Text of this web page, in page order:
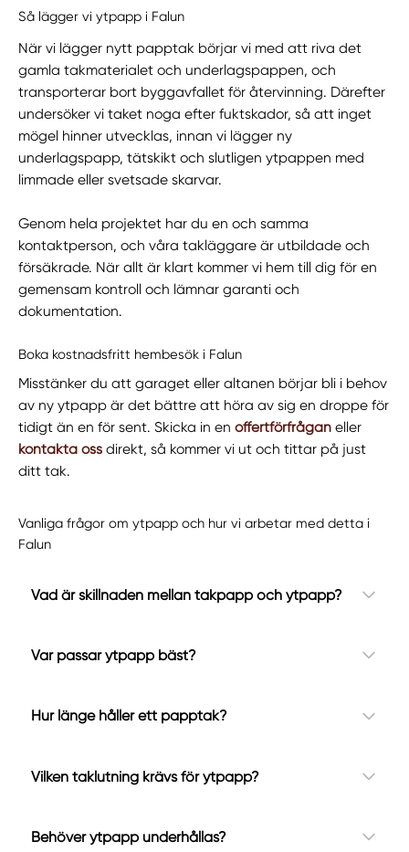
Så lägger vi ytpapp i Falun
När vi lägger nytt papptak börjar vi med att riva det
gamla takmaterialet och underlagspappen, och
transporterar bort byggavfallet för återvinning. Därefter
undersöker vi taket noga efter fuktskador, så att inget
mögel hinner utvecklas, innan vi lägger ny
underlagspapp, tätskikt och slutligen ytpappen med
limmade eller svetsade skarvar.
Genom hela projektet har du en och samma
kontaktperson, och våra takläggare är utbildade och
försäkrade. När allt är klart kommer vi hem till dig för en
gemensam kontroll och lämnar garanti och
dokumentation.
Boka kostnadsfritt hembesök i Falun
Misstänker du att garaget eller altanen börjar bli i behov
av ny ytpapp är det bättre att höra av sig en droppe för
tidigt än en för sent. Skicka in enoffertförfrågan eller
kontakta oss direkt, så kommer vi ut och tittar på just
ditt tak.
Vanliga frågor om ytpapp och hur vi arbetar med detta i
Falun
Vad är skillnaden mellan takpapp och ytpapp?
Var passar ytpapp bäst?
Hur länge håller ett papptak?
Vilken taklutning krävs för ytpapp?
Behöver ytpapp underhållas?